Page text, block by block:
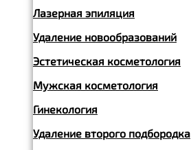
Лазерная эпиляция
Удаление новообразований
Эстетическая косметология
Мужская косметология
Гинекология
Удаление второго подбородка